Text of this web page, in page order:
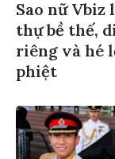
Sao nữ Vbiz
thự bề thế,
riêng và hé
phiệt